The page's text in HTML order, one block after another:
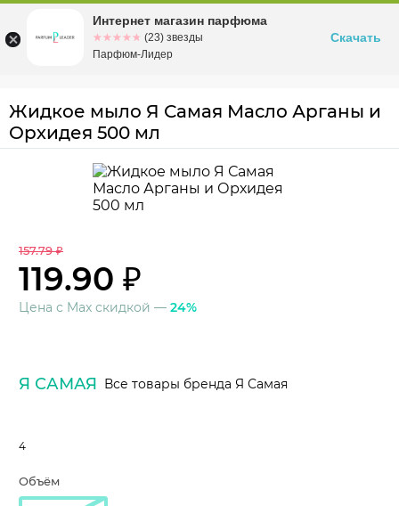
Омскул. Заозерная, 11, к. 1
Жидкое мыло Я Самая Масло Арганы и
Орхидея 500 мл
157.79 ₽
119.90 ₽
Цена с Max скидкой — 24%
Я САМАЯ Все товары бренда Я Самая
4
Объём
Интернет магазин парфюма
☆☆☆☆☆
★★★★★ (23) звезды
Парфюм-Лидер
Скачать